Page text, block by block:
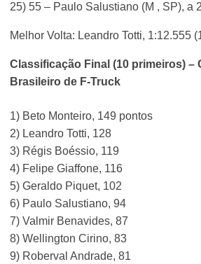
25) 55 – Paulo Salustiano (M , SP), a
Melhor Volta: Leandro Totti, 1:12.555
Classificação Final (10 primeiros) –
Brasileiro de F-Truck
1) Beto Monteiro, 149 pontos
2) Leandro Totti, 128
3) Régis Boéssio, 119
4) Felipe Giaffone, 116
5) Geraldo Piquet, 102
6) Paulo Salustiano, 94
7) Valmir Benavides, 87
8) Wellington Cirino, 83
9) Roberval Andrade, 81